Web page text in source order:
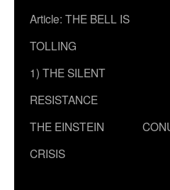
Article: THE BELL IS
TOLLING
1) THE SILENT
RESISTANCE
THE EINSTEIN
CRISIS